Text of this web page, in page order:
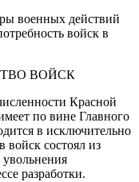
военных действий
войск в
ВОЙСК
Красной
по вине Главного
в исключительно
состоял из
увольнения
разработки.